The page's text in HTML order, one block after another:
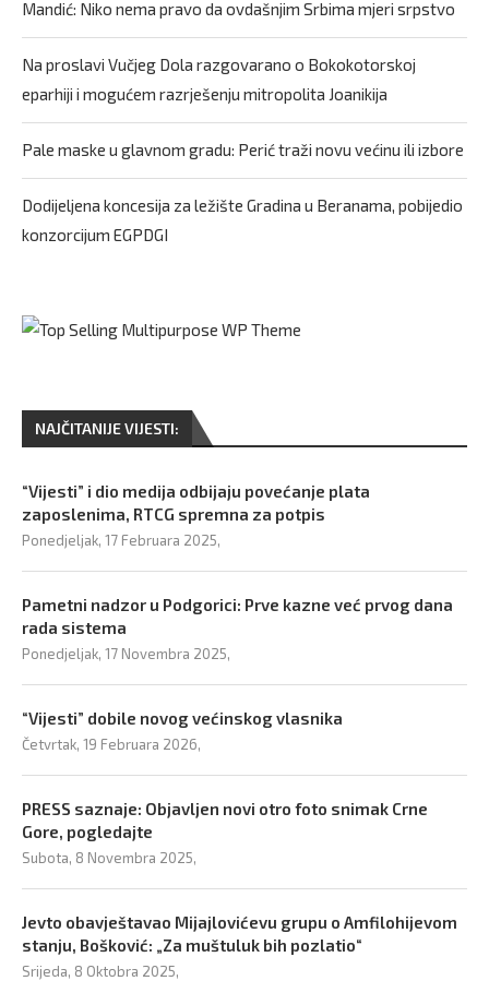
Mandić: Niko nema pravo da ovdašnjim Srbima mjeri srpstvo
Na proslavi Vučjeg Dola razgovarano o Bokokotorskoj
eparhiji i mogućem razrješenju mitropolita Joanikija
Pale maske u glavnom gradu: Perić traži novu većinu ili izbore
Dodijeljena koncesija za ležište Gradina u Beranama, pobijedio
konzorcijum EGPDGI
NAJČITANIJE VIJESTI:
“Vijesti” i dio medija odbijaju povećanje plata
zaposlenima, RTCG spremna za potpis
Ponedjeljak, 17 Februara 2025,
Pametni nadzor u Podgorici: Prve kazne već prvog dana
rada sistema
Ponedjeljak, 17 Novembra 2025,
“Vijesti” dobile novog većinskog vlasnika
Četvrtak, 19 Februara 2026,
PRESS saznaje: Objavljen novi otro foto snimak Crne
Gore, pogledajte
Subota, 8 Novembra 2025,
Jevto obavještavao Mijajlovićevu grupu o Amfilohijevom
stanju, Bošković: „Za muštuluk bih pozlatio“
Srijeda, 8 Oktobra 2025,